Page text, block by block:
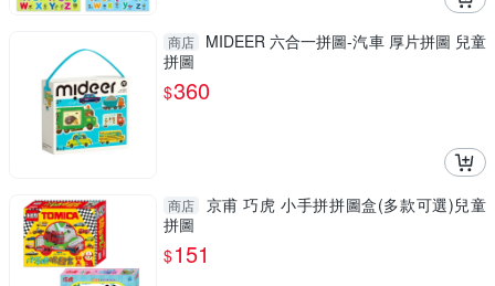
商店
MIDEER 六合一拼圖-汽車 厚片拼圖 兒童
拼圖
$360
商店
京甫 巧虎 小手拼拼圖盒(多款可選)兒童
拼圖
$151